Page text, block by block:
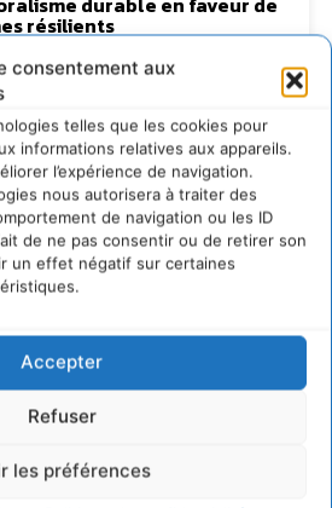
consentement aux
telles que les cookies pour
informations relatives aux appareils.
l’expérience de navigation.
nous autorisera à traiter des
de navigation ou les ID
de ne pas consentir ou de retirer son
un effet négatif sur certaines
Accepter
Refuser
les préférences
résilients
pour un modèle
du vivant …
la biodiversité » appelle les
des alliées du vivant